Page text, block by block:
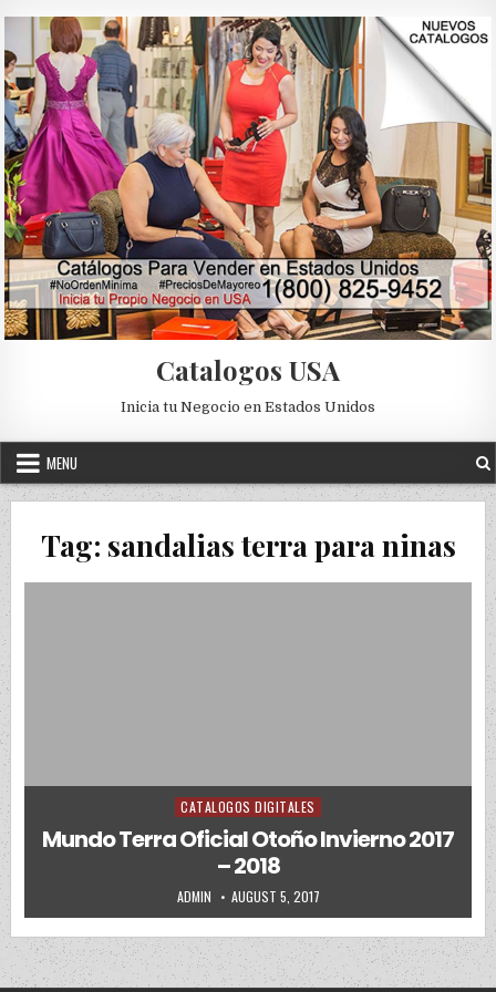
Catalogos USA
Inicia tu Negocio en Estados Unidos
MENU
Tag: sandalias terra para ninas
Posted in
CATALOGOS DIGITALES
Mundo Terra Oficial Otoño Invierno 2017
– 2018
AUTHOR:
ADMIN PUBLISHED DATE:
AUGUST 5, 2017